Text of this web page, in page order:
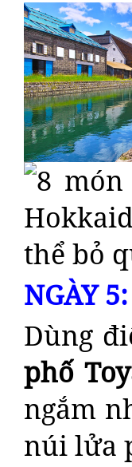
NGÀY
Dùng
phố
ngắm
núi lửa